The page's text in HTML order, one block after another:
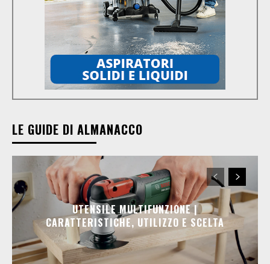
LE GUIDE DI ALMANACCO
UTENSILE MULTIFUNZIONE |
CARATTERISTICHE, UTILIZZO E SCELTA